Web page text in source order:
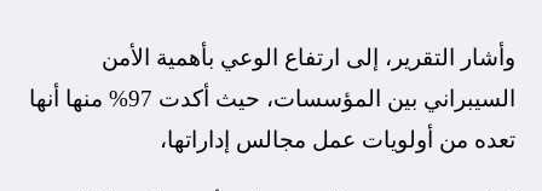
وأشار التقرير، إلى ارتفاع الوعي بأهمية الأمن
السيبراني بين المؤسسات، حيث أكدت 97% منها أنها
تعده من أولويات عمل مجالس إداراتها،